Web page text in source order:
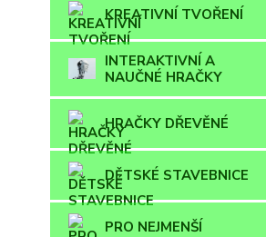
KREATIVNÍ TVOŘENÍ
INTERAKTIVNÍ A
NAUČNÉ HRAČKY
HRAČKY DŘEVĚNÉ
DĚTSKÉ STAVEBNICE
PRO NEJMENŠÍ